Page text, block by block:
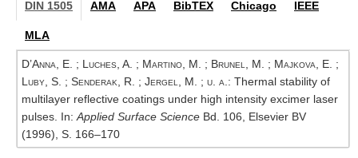
DIN 1505 AMA APA BibTEX Chicago IEEE
MLA
D’Anna, E. ; Luches, A. ; Martino, M. ; Brunel, M. ; Majkova, E. ;
Luby, S. ; Senderak, R. ; Jergel, M. ; u. a. : Thermal stability of
multilayer reflective coatings under high intensity excimer laser
pulses. In: Applied Surface Science Bd. 106, Elsevier BV
(1996), S. 166–170